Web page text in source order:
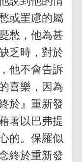
或罣慮的屬
愁，他為甚
乏時，對於
他不會告訴
喜樂，因為
於』重新發
著以巴弗提
的。保羅似
終於重新發